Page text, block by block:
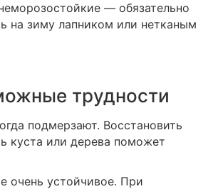
— обязательно
на зиму лапником или нетканым
трудности
подмерзают. Восстановить
куста или дерева поможет
очень устойчивое. При